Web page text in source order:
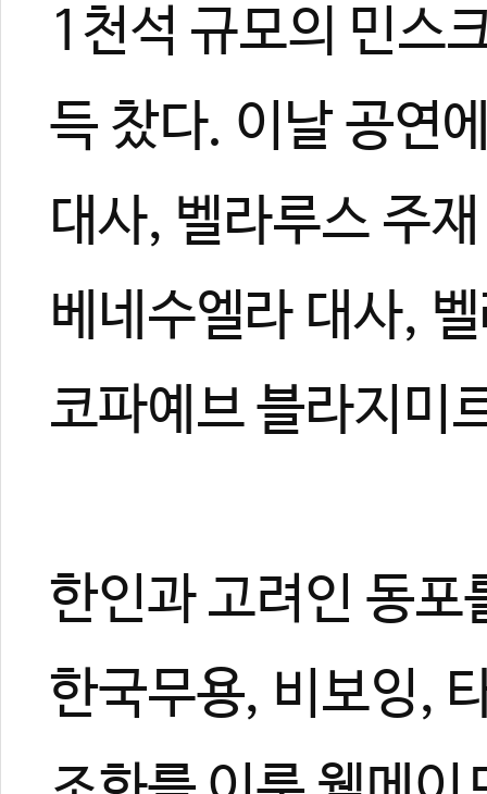
1천석 규모의 민스
득 찼다. 이날 공연
대사, 벨라루스 주
베네수엘라 대사,
코파예브 블라지미
한인과 고려인 동포
한국무용, 비보잉,